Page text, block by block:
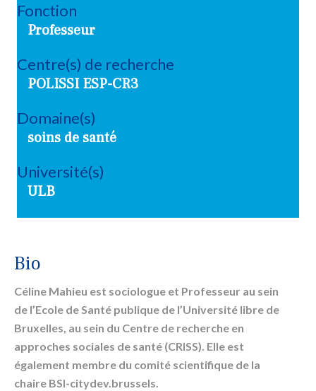
Bio
Céline Mahieu est sociologue et Professeur au sein
de l’Ecole de Santé publique de l’Université libre de
Bruxelles, au sein du Centre de recherche en
approches sociales de santé (CRISS). Elle est
également membre du comité scientifique de la
chaire BSI-citydev.brussels.
Fonction
Professeur
Centre(s) de recherche
POLISSI ESP-CR3
Domaine(s)
soins de santé
Université(s)
ULB